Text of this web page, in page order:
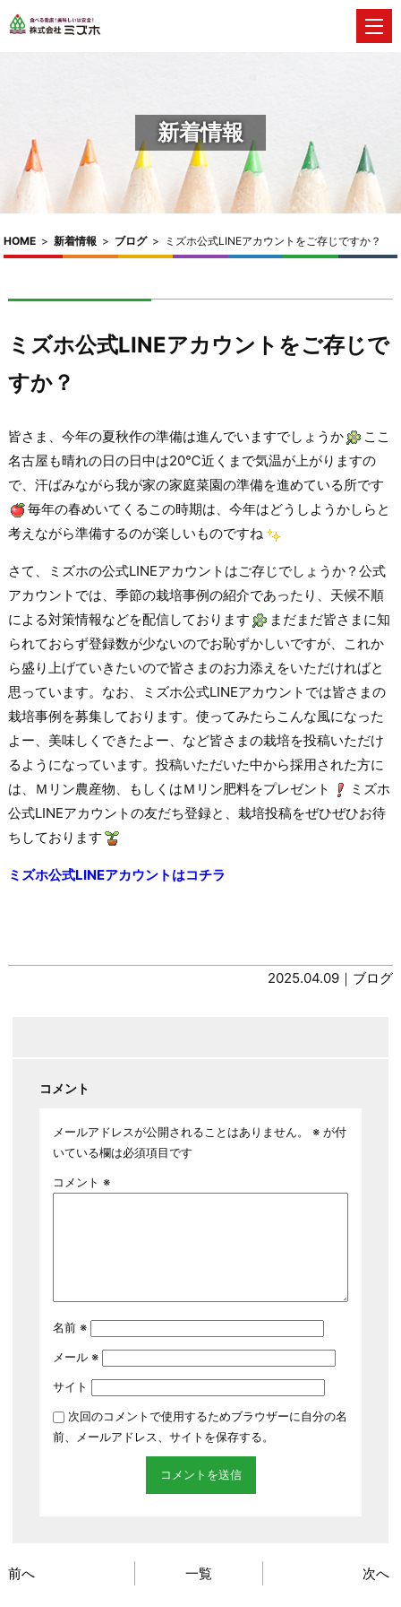
新着情報
HOME > 新着情報 > ブログ> ミズホ公式LINEアカウントをご存じですか？
ミズホ公式LINEアカウントをご存じで
すか？
皆さま、今年の夏秋作の準備は進んでいますでしょうか
ここ
名古屋も晴れの日の日中は20℃近くまで気温が上がりますの
で、汗ばみながら我が家の家庭菜園の準備を進めている所です
毎年の春めいてくるこの時期は、今年はどうしようかしらと
考えながら準備するのが楽しいものですね
さて、ミズホの公式LINEアカウントはご存じでしょうか？公式
アカウントでは、季節の栽培事例の紹介であったり、天候不順
による対策情報などを配信しております
まだまだ皆さまに知
られておらず登録数が少ないのでお恥ずかしいですが、これか
ら盛り上げていきたいので皆さまのお力添えをいただければと
思っています。なお、ミズホ公式LINEアカウントでは皆さまの
栽培事例を募集しております。使ってみたらこんな風になった
よー、美味しくできたよー、など皆さまの栽培を投稿いただけ
るようになっています。投稿いただいた中から採用された方に
は、Ｍリン農産物、もしくはＭリン肥料をプレゼント
ミズホ
公式LINEアカウントの友だち登録と、栽培投稿をぜひぜひお待
ちしております
ミズホ公式LINEアカウントはコチラ
2025.04.09｜ ブログ
コメント
メールアドレスが公開されることはありません。 ※が付
いている欄は必須項目です
コメント ※
名前 ※
メール ※
サイト
次回のコメントで使用するためブラウザーに自分の名
前、メールアドレス、サイトを保存する。
前へ 一覧 次へ